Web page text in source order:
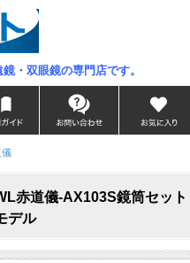
・双眼鏡の専門店です。
儀
赤道儀-AX103S鏡筒セッ
デル